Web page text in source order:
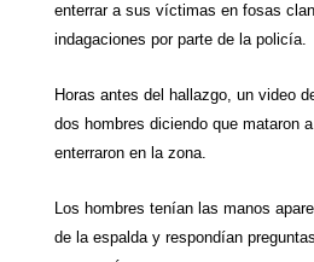
enterrar a sus víctimas en fosas
indagaciones por parte de la policía.
Horas antes del hallazgo, un video
dos hombres diciendo que mataron
enterraron en la zona.
Los hombres tenían las manos
de la espalda y respondían